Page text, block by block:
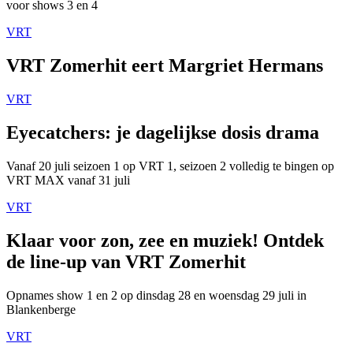
voor shows 3 en 4
VRT
VRT Zomerhit eert Margriet Hermans
VRT
Eyecatchers: je dagelijkse dosis drama
Vanaf 20 juli seizoen 1 op VRT 1, seizoen 2 volledig te bingen op
VRT MAX vanaf 31 juli
VRT
Klaar voor zon, zee en muziek! Ontdek
de line-up van VRT Zomerhit
Opnames show 1 en 2 op dinsdag 28 en woensdag 29 juli in
Blankenberge
VRT